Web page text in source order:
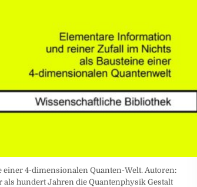
4-dimensionalen Quanten-Welt. Autoren:
hundert Jahren die Quantenphysik Gestalt